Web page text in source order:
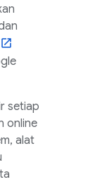
setiap
online
alat